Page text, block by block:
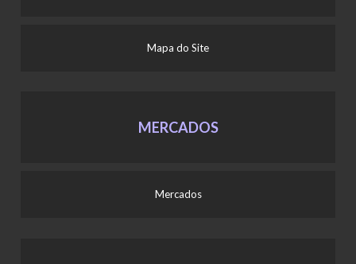
Mapa do Site
MERCADOS
Mercados